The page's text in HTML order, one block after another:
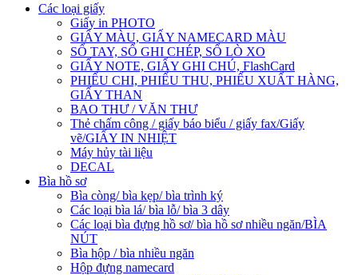
Các loại giấy
Giấy in PHOTO
GIẤY MÀU, GIẤY NAMECARD MÀU
SỔ TAY, SỔ GHI CHÉP, SỔ LÒ XO
GIẤY NOTE, GIẤY GHI CHÚ, FlashCard
PHIẾU CHI, PHIẾU THU, PHIẾU XUẤT HÀNG,
GIẤY THAN
BAO THƯ / VĂN THƯ
Thẻ chấm công / giấy báo biểu / giấy fax/Giấy
vẽ/GIẤY IN NHIỆT
Máy hủy tài liệu
DECAL
Bìa hồ sơ
Bìa còng/ bìa kẹp/ bìa trình ký
Các loại bìa lá/ bìa lỗ/ bìa 3 dây
Các loại bìa đựng hồ sơ/ bìa hồ sơ nhiều ngăn/BÌA
NÚT
Bìa hộp / bìa nhiều ngăn
Hộp đựng namecard